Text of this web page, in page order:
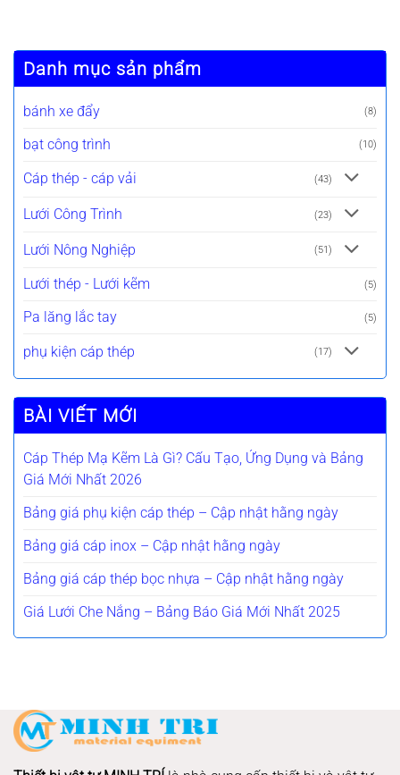
Danh mục sản phẩm
bánh xe đẩy (8)
bạt công trình (10)
Cáp thép - cáp vải (43)
Lưới Công Trình (23)
Lưới Nông Nghiệp (51)
Lưới thép - Lưới kẽm (5)
Pa lăng lắc tay (5)
phụ kiện cáp thép (17)
BÀI VIẾT MỚI
Cáp Thép Mạ Kẽm Là Gì? Cấu Tạo, Ứng Dụng và Bảng
Giá Mới Nhất 2026
Bảng giá phụ kiện cáp thép – Cập nhật hằng ngày
Bảng giá cáp inox – Cập nhật hằng ngày
Bảng giá cáp thép bọc nhựa – Cập nhật hằng ngày
Giá Lưới Che Nắng – Bảng Báo Giá Mới Nhất 2025